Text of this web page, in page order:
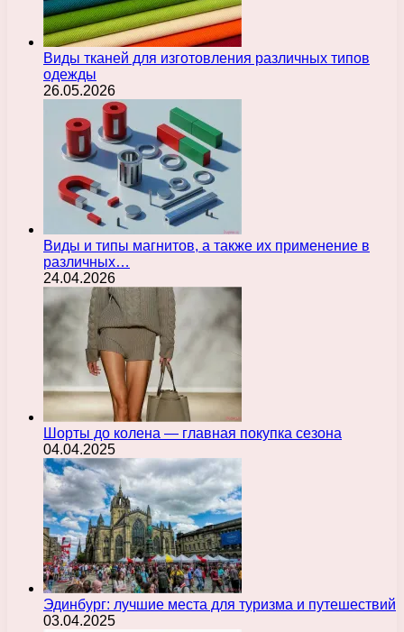
Виды тканей для изготовления различных типов
одежды
26.05.2026
Виды и типы магнитов, а также их применение в
различных…
24.04.2026
Шорты до колена — главная покупка сезона
04.04.2025
Эдинбург: лучшие места для туризма и путешествий
03.04.2025